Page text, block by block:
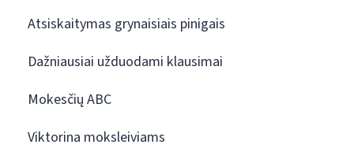
Atsiskaitymas grynaisiais pinigais
Dažniausiai užduodami klausimai
Mokesčių ABC
Viktorina moksleiviams